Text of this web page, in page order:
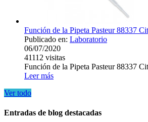
Función de la Pipeta Pasteur 88337
Publicado en: Laboratorio
06/07/2020
41112 visitas
Función de la Pipeta Pasteur 88337
Leer más
Ver todo
Entradas de blog destacadas